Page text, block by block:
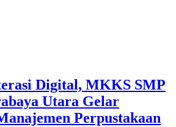
Digital, MKKS SMP
Utara Gelar
Perpustakaan